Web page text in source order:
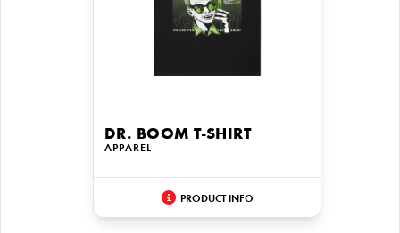
DR. BOOM T-SHIRT
APPAREL
PRODUCT INFO